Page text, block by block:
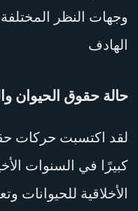
وجهات النظر
الهادف
حالة حقوق الحيوان
لقد اكتسبت حركات
كبيرًا في السنوات
الأخلاقية للحيوانات